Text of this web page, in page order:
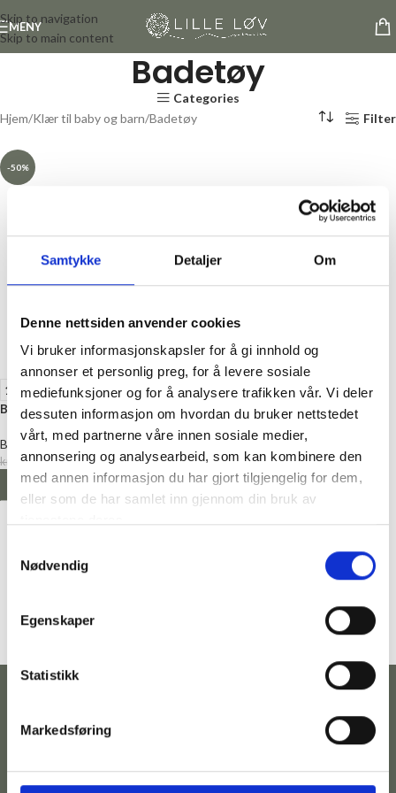
Samtykke Detaljer Om
Denne nettsiden anvender cookies
Vi bruker informasjonskapsler for å gi innhold og
annonser et personlig preg, for å levere sosiale
mediefunksjoner og for å analysere trafikken vår. Vi deler
dessuten informasjon om hvordan du bruker nettstedet
vårt, med partnerne våre innen sosiale medier,
annonsering og analysearbeid, som kan kombinere den
med annen informasjon du har gjort tilgjengelig for dem,
eller som de har samlet inn gjennom din bruk av
Nødvendig
Egenskaper
Statistikk
Markedsføring
Skip to navigation
Skip to main content
MENY
Badetøy
Categories
Hjem Klær til baby og barn Badetøy Filter
-50%
104 110 92 98
Badeshorts, Mørk blå
Badetøy Salgsvare, Klær på salg
kr 279,00 kr139,50
VELG ALTERNATIV
KontaktFølg AdresseBetingelser